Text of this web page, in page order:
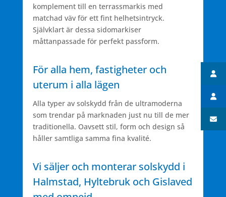
komplement till en terrassmarkis med
matchad väv för ett fint helhetsintryck.
Självklart är dessa sidomarkiser
måttanpassade för perfekt passform.
För alla hem, fastigheter och
uterum i alla lägen
Alla typer av solskydd från de ultramoderna
som trendar på marknaden just nu till de mer
traditionella. Oavsett stil, form och design så
håller samtliga samma fina kvalité.
Vi säljer och monterar solskydd i
Halmstad, Hyltebruk och Gislaved